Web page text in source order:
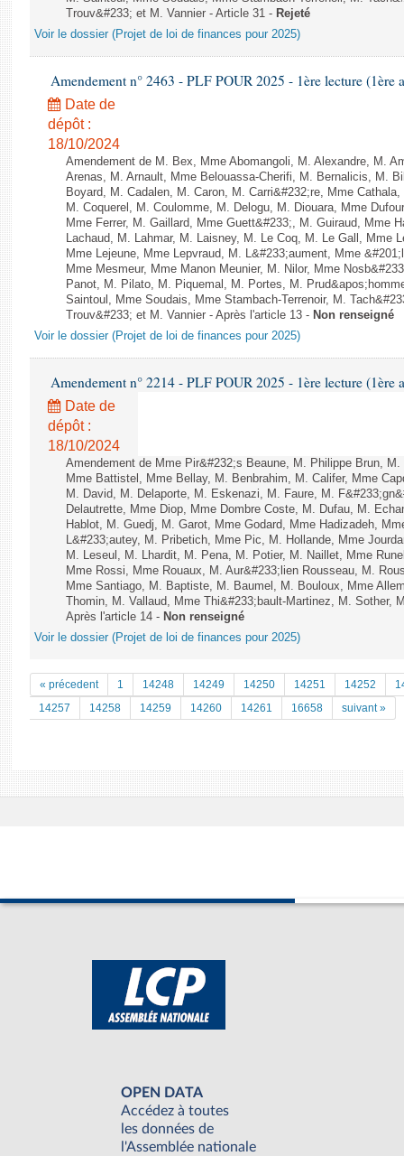
Trouv&#233; et M. Vannier - Article 31 - Rejeté
Voir le dossier (Projet de loi de finances pour 2025)
Amendement n° 2463 - PLF POUR 2025 - 1ère lecture (1ère
Date de
dépôt :
18/10/2024
Amendement de M. Bex, Mme Abomangoli, M. Alexandre, M.
Arenas, M. Arnault, Mme Belouassa-Cherifi, M. Bernalicis, M.
Boyard, M. Cadalen, M. Caron, M. Carri&#232;re, Mme
M. Coquerel, M. Coulomme, M. Delogu, M. Diouara, Mme
Mme Ferrer, M. Gaillard, Mme Guett&#233;, M. Guiraud, Mme
Lachaud, M. Lahmar, M. Laisney, M. Le Coq, M. Le Gall, Mme
Mme Lejeune, Mme Lepvraud, M. L&#233;aument, Mme
Mme Mesmeur, Mme Manon Meunier, M. Nilor, Mme
Panot, M. Pilato, M. Piquemal, M. Portes, M.
Saintoul, Mme Soudais, Mme Stambach-Terrenoir, M.
Trouv&#233; et M. Vannier - Après l'article 13 - Non renseigné
Voir le dossier (Projet de loi de finances pour 2025)
Amendement n° 2214 - PLF POUR 2025 - 1ère lecture (1ère
Date de
dépôt :
18/10/2024
Amendement de Mme Pir&#232;s Beaune, M. Philippe Brun,
Mme Battistel, Mme Bellay, M. Benbrahim, M. Califer, Mme
M. David, M. Delaporte, M. Eskenazi, M. Faure, M.
Delautrette, Mme Diop, Mme Dombre Coste, M. Dufau, M.
Hablot, M. Guedj, M. Garot, Mme Godard, Mme Hadizadeh,
L&#233;autey, M. Pribetich, Mme Pic, M. Hollande, Mme
M. Leseul, M. Lhardit, M. Pena, M. Potier, M. Naillet, Mme
Mme Rossi, Mme Rouaux, M. Aur&#233;lien Rousseau, M.
Mme Santiago, M. Baptiste, M. Baumel, M. Bouloux, Mme
Thomin, M. Vallaud, Mme Thi&#233;bault-Martinez, M. Sother,
Après l'article 14 - Non renseigné
Voir le dossier (Projet de loi de finances pour 2025)
« précedent 1 14248 14249 14250 14251 14252
14257
14258 14259 14260 14261 16658 suivant »
OPEN DATA
Accédez à toutes
les données de
l'Assemblée nationale